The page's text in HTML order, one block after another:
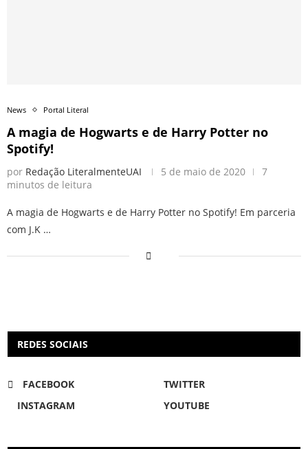
News Portal Literal
A magia de Hogwarts e de Harry Potter no
Spotify!
por Redação LiteralmenteUAI 5 de maio de 2020
7
minutos de leitura
A magia de Hogwarts e de Harry Potter no Spotify! Em parceria
com J.K …
REDES SOCIAIS
FACEBOOK
TWITTER
INSTAGRAM
YOUTUBE